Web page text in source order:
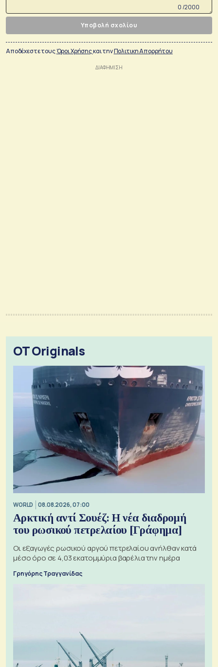
0 /2000
Υποβολή σχολίου
Αποδέχεστε τουςΌροι Χρήσηςκαι τηνΠολιτικη Απορρήτου
OT Originals
WORLD 08.08.2026, 07:00
Αρκτική αντί Σουέζ: Η νέα διαδρομή
του ρωσικού πετρελαίου [Γράφημα]
Οι εξαγωγές ρωσικού αργού πετρελαίου ανήλθαν κατά
μέσο όρο σε 4,03 εκατομμύρια βαρέλια την ημέρα
Γρηγόρης Τραγγανίδας